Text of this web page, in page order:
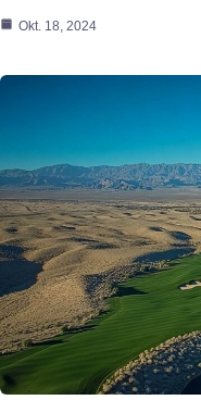
Okt. 18, 2024